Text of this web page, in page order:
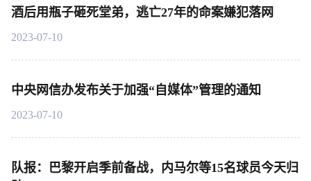
酒后用瓶子砸死堂弟，逃亡27年的命案嫌犯落网
2023-07-10
中央网信办发布关于加强“自媒体”管理的通知
2023-07-10
队报：巴黎开启季前备战，内马尔等15名球员今天归